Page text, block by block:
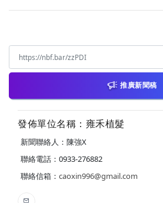
推廣新聞稿
發佈單位名稱：雍禾植髮
新聞聯絡人：陳強X
聯絡電話：0933-276882
聯絡信箱： caoxin996@gmail.com